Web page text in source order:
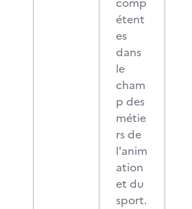
étent
es
dans
le
cham
p des
métie
rs de
l'anim
ation
et du
sport.